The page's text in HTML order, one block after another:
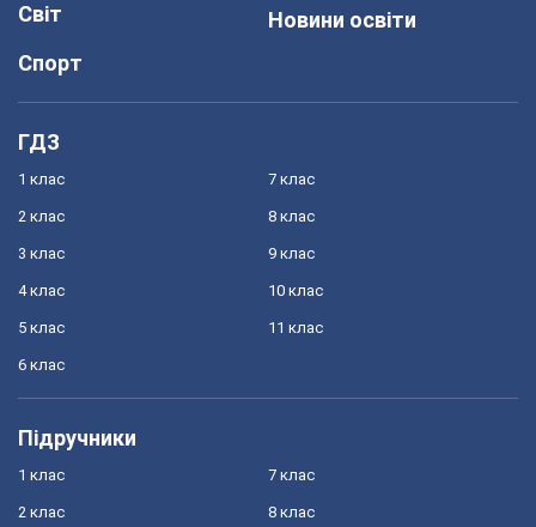
Світ
Спорт
Новини освіти
ГДЗ
1 клас
2 клас
3 клас
4 клас
5 клас
6 клас
7 клас
8 клас
9 клас
10 клас
11 клас
Підручники
1 клас
2 клас
7 клас
8 клас